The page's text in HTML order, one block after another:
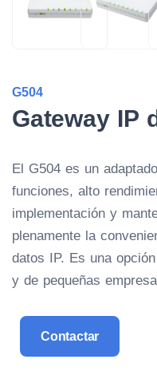
G504
Gateway IP
El G504 es un
funciones, alto
implementación y
plenamente la
datos IP. Es una
y de pequeñas
Contactar